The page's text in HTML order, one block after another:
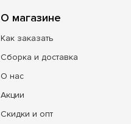
О магазине
Как заказать
Сборка и доставка
О нас
Акции
Скидки и опт